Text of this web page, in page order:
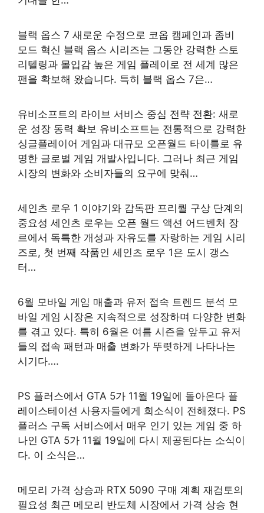
블랙 옵스 7 새로운 수정으로 코옵 캠페인과 좀비
모드 혁신 블랙 옵스 시리즈는 그동안 강력한 스토
리텔링과 몰입감 높은 게임 플레이로 전 세계 많은
팬을 확보해 왔습니다. 특히 블랙 옵스 7은…
유비소프트의 라이브 서비스 중심 전략 전환: 새로
운 성장 동력 확보 유비소프트는 전통적으로 강력한
싱글플레이어 게임과 대규모 오픈월드 타이틀로 유
명한 글로벌 게임 개발사입니다. 그러나 최근 게임
시장의 변화와 소비자들의 요구에 맞춰…
세인츠 로우 1 이야기와 감독판 프리퀄 구상 단계의
중요성 세인츠 로우는 오픈 월드 액션 어드벤처 장
르에서 독특한 개성과 자유도를 자랑하는 게임 시리
즈로, 첫 번째 작품인 세인츠 로우 1은 도시 갱스
터…
6월 모바일 게임 매출과 유저 접속 트렌드 분석 모
바일 게임 시장은 지속적으로 성장하며 다양한 변화
를 겪고 있다. 특히 6월은 여름 시즌을 앞두고 유저
들의 접속 패턴과 매출 변화가 뚜렷하게 나타나는
시기다….
PS 플러스에서 GTA 5가 11월 19일에 돌아온다 플
레이스테이션 사용자들에게 희소식이 전해졌다. PS
플러스 구독 서비스에서 매우 인기 있는 게임 중 하
나인 GTA 5가 11월 19일에 다시 제공된다는 소식이
다. 이 소식은…
메모리 가격 상승과 RTX 5090 구매 계획 재검토의
필요성 최근 메모리 반도체 시장에서 가격 상승 현